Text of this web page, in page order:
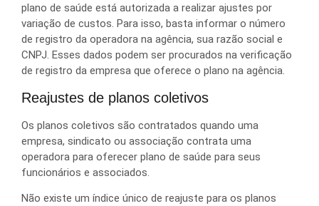
plano de saúde está autorizada a realizar ajustes por
variação de custos. Para isso, basta informar o número
de registro da operadora na agência, sua razão social e
CNPJ. Esses dados podem ser procurados na verificação
de registro da empresa que oferece o plano na agência.
Reajustes de planos coletivos
Os planos coletivos são contratados quando uma
empresa, sindicato ou associação contrata uma
operadora para oferecer plano de saúde para seus
funcionários e associados.
Não existe um índice único de reajuste para os planos